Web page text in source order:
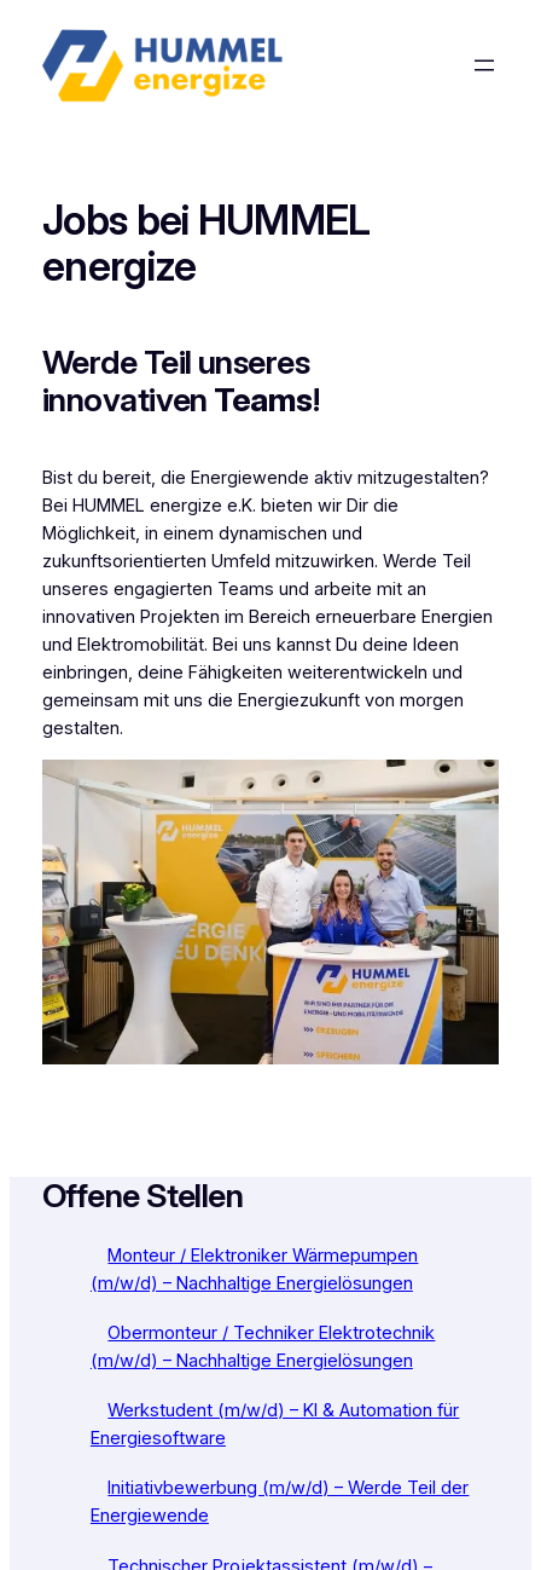
Jobs bei HUMMEL
energize
Werde Teil unseres
innovativen Teams!
Bist du bereit, die Energiewende aktiv mitzugestalten?
Bei HUMMEL energize e.K. bieten wir Dir die
Möglichkeit, in einem dynamischen und
zukunftsorientierten Umfeld mitzuwirken. Werde Teil
unseres engagierten Teams und arbeite mit an
innovativen Projekten im Bereich erneuerbare Energien
und Elektromobilität. Bei uns kannst Du deine Ideen
einbringen, deine Fähigkeiten weiterentwickeln und
gemeinsam mit uns die Energiezukunft von morgen
gestalten.
Offene Stellen
Monteur / Elektroniker Wärmepumpen
(m/w/d) – Nachhaltige Energielösungen
Obermonteur / Techniker Elektrotechnik
(m/w/d) – Nachhaltige Energielösungen
Werkstudent (m/w/d) – KI & Automation für
Energiesoftware
Initiativbewerbung (m/w/d) – Werde Teil der
Energiewende